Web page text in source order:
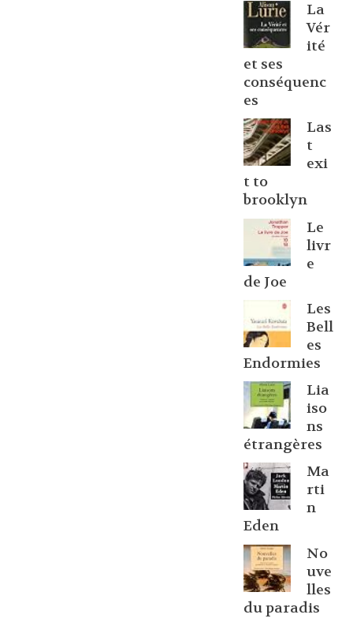
La
Vér
ité
et ses
conséquenc
es
Las
t
exi
t to
brooklyn
Le
livr
e
de Joe
Les
Bell
es
Endormies
Lia
iso
ns
étrangères
Ma
rti
n
Eden
No
uve
lles
du paradis